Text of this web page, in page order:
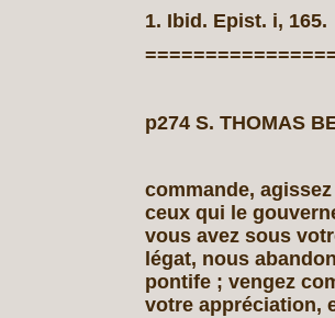
1. Ibid. Epist. i, 165.
p274 S. THOMAS
commande,
ceux qui le
vous avez sous
légat, nous
pontife ; vengez
votre appréciation,